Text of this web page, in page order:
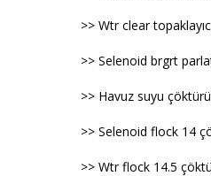
>> Wtr clear
>> Selenoid brgrt
>> Havuz suyu
>> Selenoid flock 14
>> Wtr flock 14.5